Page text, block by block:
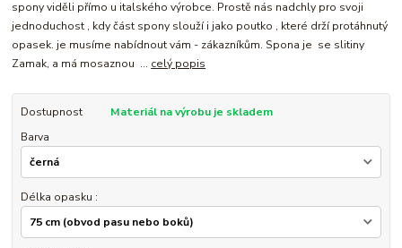
spony viděli přímo u italského výrobce. Prostě nás nadchly pro svoji
jednoduchost , kdy část spony slouží i jako poutko , které drží protáhnutý
opasek. je musíme nabídnout vám - zákazníkům. Spona je se slitiny
Zamak, a má mosaznou ... celý popis
Dostupnost
Materiál na výrobu je skladem
Barva
Délka opasku :